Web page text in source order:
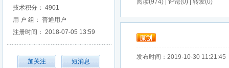
技术积分： 4901
用 户 组： 普通用户
注册时间： 2018-07-05 13:59
阅读(974) | 评论(0) | 转发(0)
发布时间：2019-10-30 11:21:45